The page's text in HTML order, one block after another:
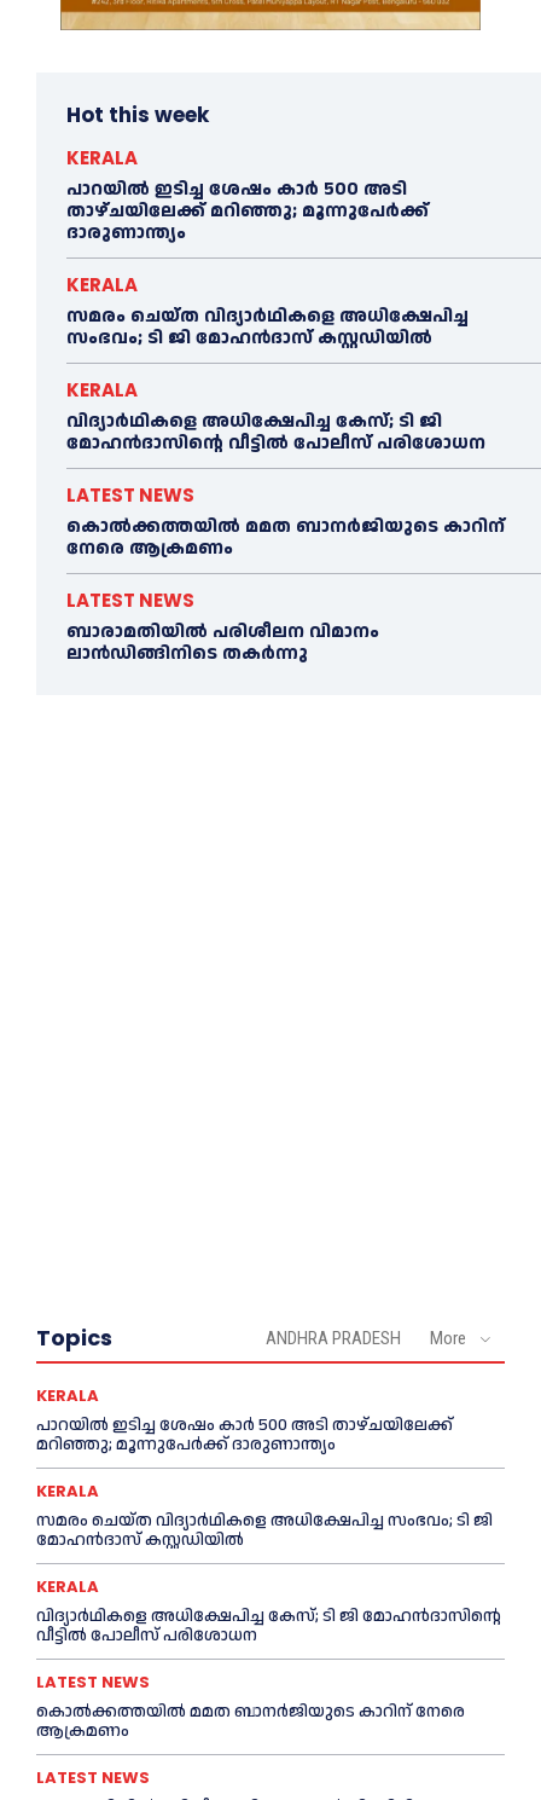
Hot this week
KERALA
പാറയിൽ ഇടിച്ച ശേഷം കാർ 500 അടി
താഴ്ചയിലേക്ക് മറിഞ്ഞു; മൂന്നുപേർക്ക്
ദാരുണാന്ത്യം
KERALA
സമരം ചെയ്ത വിദ്യാര്‍ഥികളെ അധിക്ഷേപിച്ച
സംഭവം; ടി ജി മോഹന്‍ദാസ് കസ്റ്റഡിയിൽ
KERALA
വിദ്യാര്‍ഥികളെ അധിക്ഷേപിച്ച കേസ്; ടി ജി
മോഹന്‍ദാസിന്റെ വീട്ടില്‍ പോലീസ് പരിശോധന
LATEST NEWS
കൊല്‍ക്കത്തയില്‍ മമത ബാനര്‍ജിയുടെ കാറിന്
നേരെ ആക്രമണം
LATEST NEWS
ബാരാമതിയില്‍ പരിശീലന വിമാനം
ലാന്‍ഡിങ്ങിനിടെ തകര്‍ന്നു
Topics ANDHRA PRADESH More
KERALA
പാറയിൽ ഇടിച്ച ശേഷം കാർ 500 അടി താഴ്ചയിലേക്ക്
മറിഞ്ഞു; മൂന്നുപേർക്ക് ദാരുണാന്ത്യം
KERALA
സമരം ചെയ്ത വിദ്യാര്‍ഥികളെ അധിക്ഷേപിച്ച സംഭവം; ടി ജി
മോഹന്‍ദാസ് കസ്റ്റഡിയിൽ
KERALA
വിദ്യാര്‍ഥികളെ അധിക്ഷേപിച്ച കേസ്; ടി ജി മോഹന്‍ദാസിന്റെ
വീട്ടില്‍ പോലീസ് പരിശോധന
LATEST NEWS
കൊല്‍ക്കത്തയില്‍ മമത ബാനര്‍ജിയുടെ കാറിന് നേരെ
ആക്രമണം
LATEST NEWS